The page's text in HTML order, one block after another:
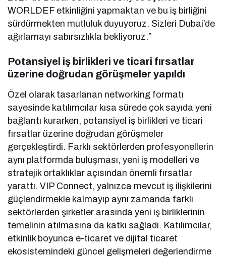
WORLDEF etkinliğini yapmaktan ve bu iş birliğini
sürdürmekten mutluluk duyuyoruz. Sizleri Dubai’de
ağırlamayı sabırsızlıkla bekliyoruz.”
Potansiyel iş birlikleri ve ticari fırsatlar
üzerine doğrudan görüşmeler yapıldı
Özel olarak tasarlanan networking formatı
sayesinde katılımcılar kısa sürede çok sayıda yeni
bağlantı kurarken, potansiyel iş birlikleri ve ticari
fırsatlar üzerine doğrudan görüşmeler
gerçekleştirdi. Farklı sektörlerden profesyonellerin
aynı platformda buluşması, yeni iş modelleri ve
stratejik ortaklıklar açısından önemli fırsatlar
yarattı. VIP Connect, yalnızca mevcut iş ilişkilerini
güçlendirmekle kalmayıp aynı zamanda farklı
sektörlerden şirketler arasında yeni iş birliklerinin
temelinin atılmasına da katkı sağladı. Katılımcılar,
etkinlik boyunca e-ticaret ve dijital ticaret
ekosistemindeki güncel gelişmeleri değerlendirme